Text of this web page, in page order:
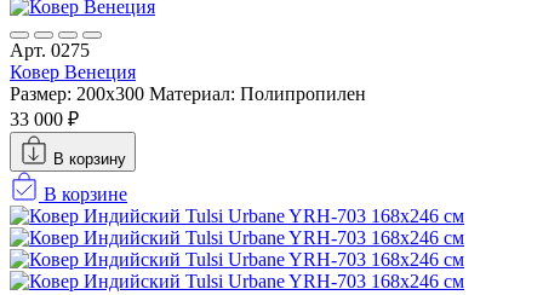
Арт. 0275
Ковер Венеция
Размер: 200x300 Материал: Полипропилен
33 000 ₽
В корзину
В корзине